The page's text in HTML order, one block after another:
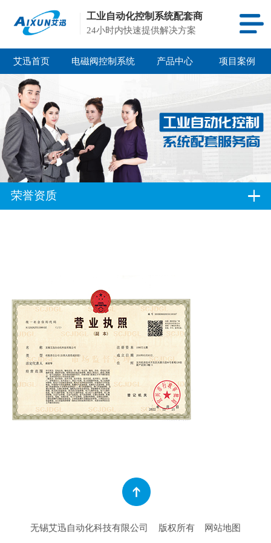
工业自动化控制系统配套商
24小时内快速提供解决方案
艾迅首页 电磁阀控制系统 产品中心 项目案例
荣誉资质
无锡艾迅自动化科技有限公司 版权所有
网站地图